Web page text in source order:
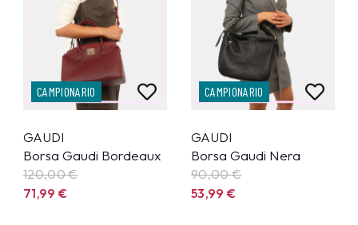
CAMPIONARIO
GAUDI
Borsa Gaudi Bordeaux
120,00 €
71,99€
CAMPIONARIO
GAUDI
Borsa Gaudi Nera
90,00 €
53,99€